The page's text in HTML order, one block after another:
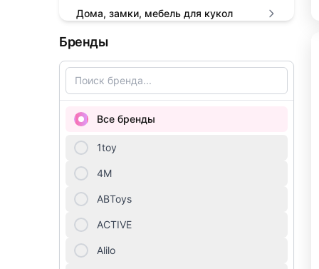
Дома, замки, мебель для кукол
Животные, динозавры, драконы на
батарейках
Игровые наборы для девочек
Игровые наборы для мальчиков
Книги
Конструкторы
Куклы
Мебель для детей
Бренды
Все бренды
1toy
4М
ABToys
ACTIVE
Alilo